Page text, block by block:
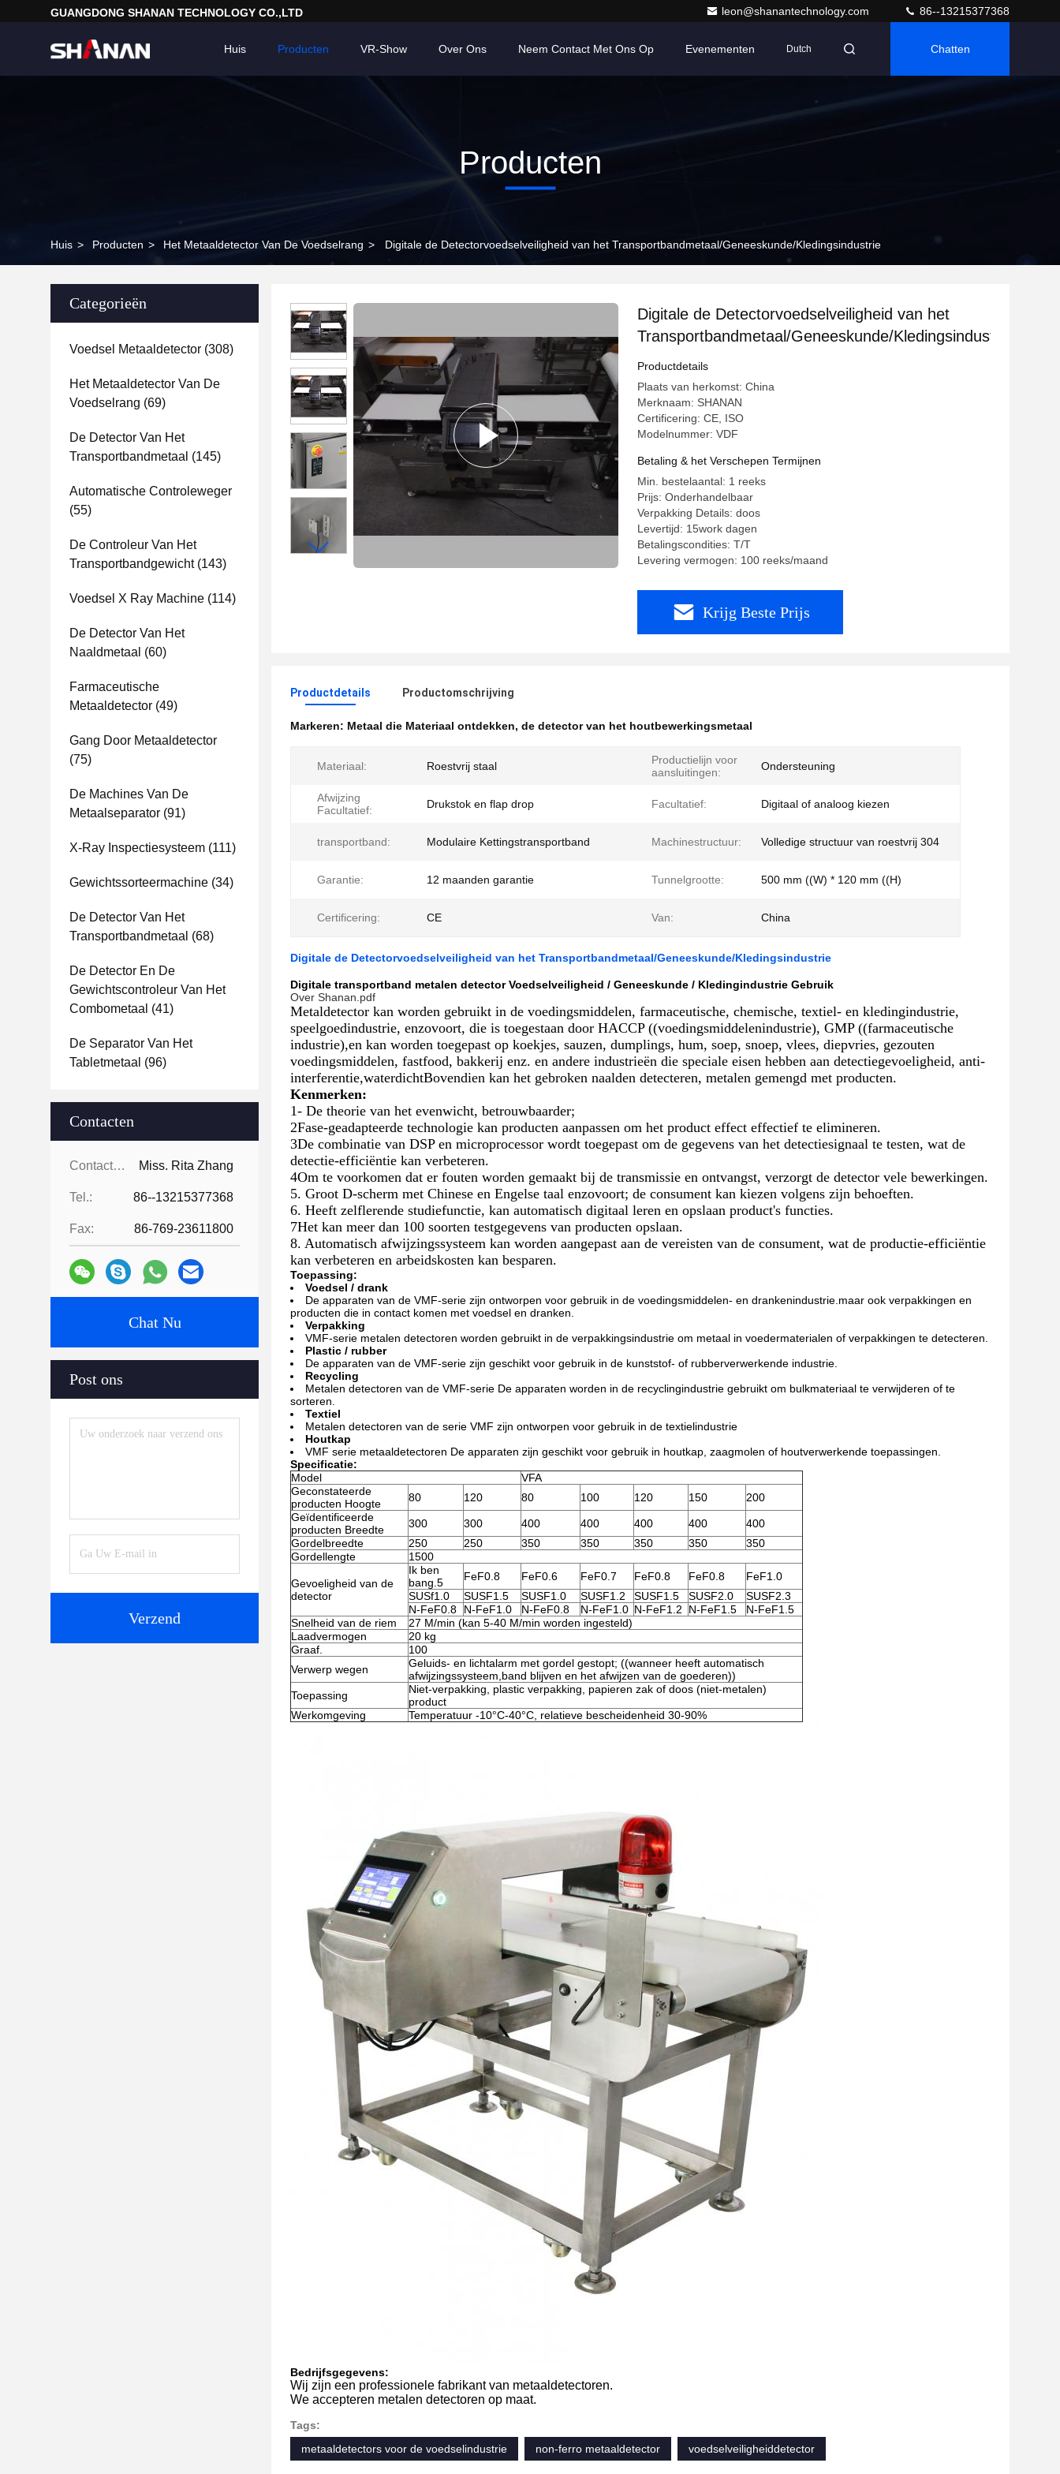
GUANGDONG SHANAN TECHNOLOGY CO.,LTD leon@shanantechnology.com 86--13215377368
Huis Producten VR-Show Over Ons Neem Contact Met Ons Op Evenementen Dutch Chatten
Producten
Huis > Producten > Het Metaaldetector Van De Voedselrang > Digitale de Detectorvoedselveiligheid van het Transportbandmetaal/Geneeskunde/Kledingsindustrie
Categorieën
Voedsel Metaaldetector (308)
Het Metaaldetector Van De
Voedselrang (69)
De Detector Van Het
Transportbandmetaal (145)
Automatische Controleweger
(55)
De Controleur Van Het
Transportbandgewicht(143)
Voedsel X Ray Machine (114)
De Detector Van Het
Naaldmetaal (60)
Farmaceutische
Metaaldetector (49)
Gang Door Metaaldetector
(75)
De Machines Van De
Metaalseparator (91)
X-Ray Inspectiesysteem (111)
Gewichtssorteermachine (34)
De Detector Van Het
Transportbandmetaal (68)
De Detector En De
Gewichtscontroleur Van Het
Combometaal (41)
De Separator Van Het
Tabletmetaal (96)
Contacten
Contacten: Miss. Rita Zhang
Tel.: 86--13215377368
Fax: 86-769-23611800
Chat Nu
Post ons
Verzend
Digitale de Detectorvoedselveiligheid van het
Transportbandmetaal/Geneeskunde/Kledingsindustrie
Productdetails
Plaats van herkomst: China
Merknaam: SHANAN
Certificering: CE, ISO
Modelnummer: VDF
Betaling & het Verschepen Termijnen
Min. bestelaantal: 1 reeks
Prijs: Onderhandelbaar
Verpakking Details: doos
Levertijd: 15work dagen
Betalingscondities: T/T
Levering vermogen: 100 reeks/maand
Krijg Beste Prijs
Productdetails Productomschrijving
Markeren: Metaal die Materiaal ontdekken, de detector van het houtbewerkingsmetaal
Materiaal: Roestvrij staal
Productielijn voor
aansluitingen:
Ondersteuning
Afwijzing
Facultatief:
Drukstok en flap drop Facultatief: Digitaal of analoog kiezen
transportband: Modulaire Kettingstransportband Machinestructuur: Volledige structuur van roestvrij 304
Garantie: 12 maanden garantie Tunnelgrootte: 500 mm ((W) * 120 mm ((H)
Certificering: CE Van: China
Digitale de Detectorvoedselveiligheid van het Transportbandmetaal/Geneeskunde/Kledingsindustrie
Digitale transportband metalen detector Voedselveiligheid / Geneeskunde / Kledingindustrie Gebruik
Over Shanan.pdf
Metaldetector kan worden gebruikt in de voedingsmiddelen, farmaceutische, chemische, textiel- en kledingindustrie,
speelgoedindustrie, enzovoort, die is toegestaan door HACCP ((voedingsmiddelenindustrie), GMP ((farmaceutische
industrie),en kan worden toegepast op koekjes, sauzen, dumplings, hum, soep, snoep, vlees, diepvries, gezouten
voedingsmiddelen, fastfood, bakkerij enz. en andere industrieën die speciale eisen hebben aan detectiegevoeligheid, anti-
interferentie,waterdichtBovendien kan het gebroken naalden detecteren, metalen gemengd met producten.
Kenmerken:
1- De theorie van het evenwicht, betrouwbaarder;
2Fase-geadapteerde technologie kan producten aanpassen om het product effect effectief te elimineren.
3De combinatie van DSP en microprocessor wordt toegepast om de gegevens van het detectiesignaal te testen, wat de
detectie-efficiëntie kan verbeteren.
4Om te voorkomen dat er fouten worden gemaakt bij de transmissie en ontvangst, verzorgt de detector vele bewerkingen.
5. Groot D-scherm met Chinese en Engelse taal enzovoort; de consument kan kiezen volgens zijn behoeften.
6. Heeft zelflerende studiefunctie, kan automatisch digitaal leren en opslaan product's functies.
7Het kan meer dan 100 soorten testgegevens van producten opslaan.
8. Automatisch afwijzingssysteem kan worden aangepast aan de vereisten van de consument, wat de productie-efficiëntie
kan verbeteren en arbeidskosten kan besparen.
Toepassing:
Voedsel / drank
De apparaten van de VMF-serie zijn ontworpen voor gebruik in de voedingsmiddelen- en drankenindustrie.maar ook verpakkingen en
producten die in contact komen met voedsel en dranken.
Verpakking
VMF-serie metalen detectoren worden gebruikt in de verpakkingsindustrie om metaal in voedermaterialen of verpakkingen te detecteren.
Plastic / rubber
De apparaten van de VMF-serie zijn geschikt voor gebruik in de kunststof- of rubberverwerkende industrie.
Recycling
Metalen detectoren van de VMF-serie De apparaten worden in de recyclingindustrie gebruikt om bulkmateriaal te verwijderen of te
sorteren.
Textiel
Metalen detectoren van de serie VMF zijn ontworpen voor gebruik in de textielindustrie
Houtkap
VMF serie metaaldetectoren De apparaten zijn geschikt voor gebruik in houtkap, zaagmolen of houtverwerkende toepassingen.
Specificatie:
Model
VFA
Geconstateerde
producten Hoogte
80 120 80 100 120 150
200
Geïdentificeerde
producten Breedte
300 300 400 400 400 400
400
Gordelbreedte
250 250 350 350 350 350
350
Gordellengte
1500
Gevoeligheid van de
detector
Ik ben
bang.5
FeF0.8 FeF0.6 FeF0.7 FeF0.8 FeF0.8
FeF1.0
SUSf1.0
SUSF1.5 SUSF1.0 SUSF1.2 SUSF1.5 SUSF2.0
SUSF2.3
N-FeF0.8
N-FeF1.0 N-FeF0.8 N-FeF1.0 N-FeF1.2 N-FeF1.5
N-FeF1.5
Snelheid van de riem
27 M/min (kan 5-40 M/min worden ingesteld)
Laadvermogen
20 kg
Graaf.
100
Verwerp wegen
Geluids- en lichtalarm met gordel gestopt; ((wanneer heeft automatisch
afwijzingssysteem,band blijven en het afwijzen van de goederen))
Toepassing
Niet-verpakking, plastic verpakking, papieren zak of doos (niet-metalen)
product
Werkomgeving
Temperatuur -10°C-40°C, relatieve bescheidenheid 30-90%
Bedrijfsgegevens:
Wij zijn een professionele fabrikant van metaaldetectoren.
We accepteren metalen detectoren op maat.
Tags:
metaaldetectors voor de voedselindustrie
non-ferro metaaldetector voedselveiligheiddetector